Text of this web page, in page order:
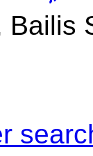
Bailis